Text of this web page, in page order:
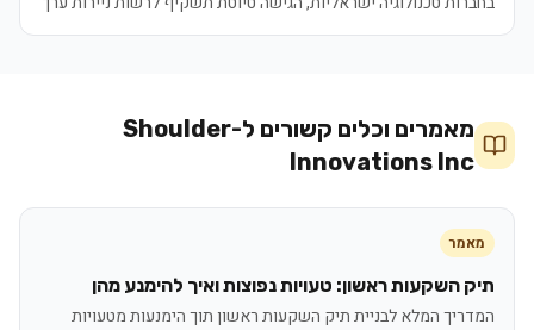
מאמרים וכלים קשורים ל-Shoulder
Innovations Inc
מאמר
תיק השקעות ראשון: טעויות נפוצות ואיך להימנע מהן
המדריך המלא לבניית תיק השקעות ראשון תוך הימנעות מטעויות